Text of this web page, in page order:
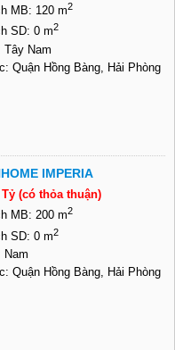
MB: 120 m2
SD: 0 m2
Tây Nam
Quận Hồng Bàng, Hải Phòng
IMPERIA
Tỷ (có thỏa thuận)
MB: 200 m2
SD: 0 m2
Nam
Quận Hồng Bàng, Hải Phòng